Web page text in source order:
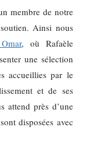
membre de notre
Ainsi nous
, où Rafaèle
une sélection
accueillies par le
et de ses
attend près d’une
disposées avec